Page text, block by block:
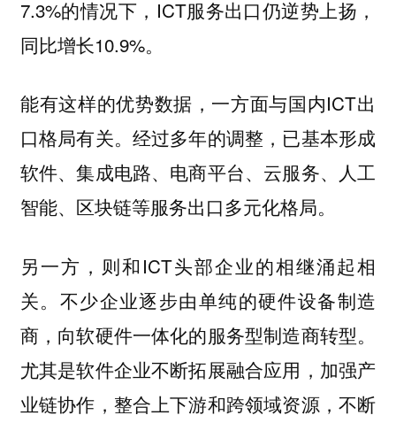
7.3%的情况下，ICT服务出口仍逆势上扬，
同比增长10.9%。
能有这样的优势数据，一方面与国内ICT出
口格局有关。经过多年的调整，已基本形成
软件、集成电路、电商平台、云服务、人工
智能、区块链等服务出口多元化格局。
另一方，则和ICT头部企业的相继涌起相
关。不少企业逐步由单纯的硬件设备制造
商，向软硬件一体化的服务型制造商转型。
尤其是软件企业不断拓展融合应用，加强产
业链协作，整合上下游和跨领域资源，不断